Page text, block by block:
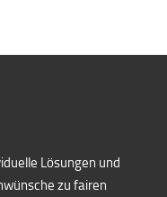
Lösungen und
zu fairen